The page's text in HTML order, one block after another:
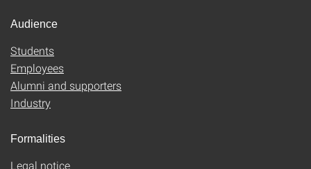
Audience
Students
Employees
Alumni and supporters
Industry
Formalities
Legal notice